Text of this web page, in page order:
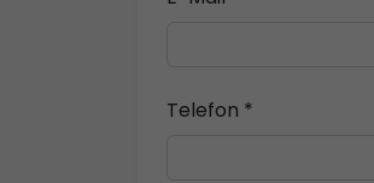
Telefon *